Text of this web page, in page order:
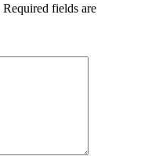
Required fields are